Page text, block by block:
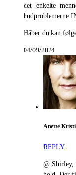
det enkelte
hudproblemerne
Håber du kan
04/09/2024
Anette
REPLY
@ Shirley,